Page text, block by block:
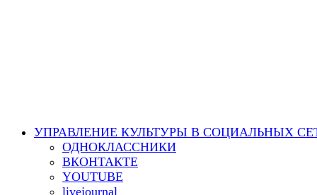
УПРАВЛЕНИЕ КУЛЬТУРЫ В СОЦИАЛЬНЫХ
ОДНОКЛАССНИКИ
ВКОНТАКТЕ
YOUTUBE
livejournal